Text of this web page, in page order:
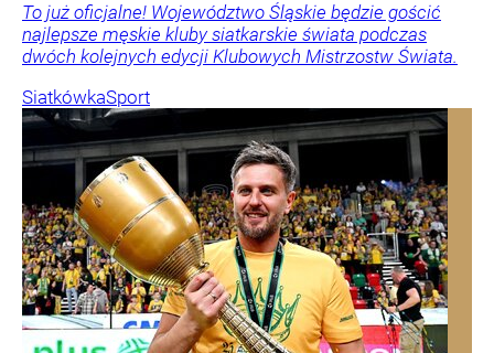
To już oficjalne! Województwo Śląskie będzie gościć
najlepsze męskie kluby siatkarskie świata podczas
dwóch kolejnych edycji Klubowych Mistrzostw Świata.
SiatkówkaSport